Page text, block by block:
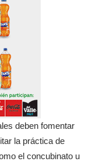
deben fomentar
la práctica de
el concubinato u